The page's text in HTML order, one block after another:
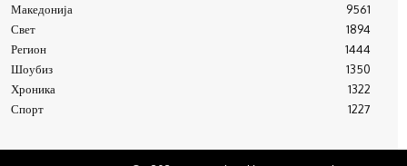
Македонија
9561
Свет
1894
Регион
1444
Шоубиз
1350
Хроника
1322
Спорт
1227